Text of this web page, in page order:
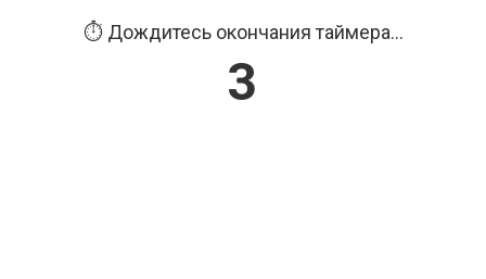
⏱️ Дождитесь окончания таймера...
2